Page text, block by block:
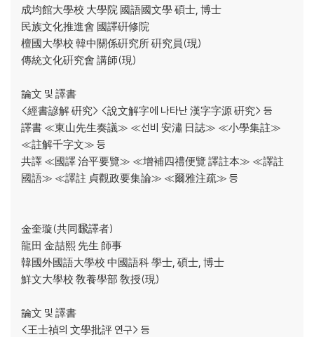
評論者人名索引 / 372
附錄3
貞觀政要集論 總目次 / 380
貞觀政要集論 地圖 / 385
隋末唐初 韓中關係史 硏究論著 /392
凌煙閣功臣圖 / 395
貞觀政要集論 參考資料(QR코드) / 420
成均館大學校 大學院 國語國文學 碩士, 博士
民族文化推進會 國譯硏修院
檀國大學校 韓中關係硏究所 硏究員(現)
傳統文化硏究會 講師(現)
論文 및 譯書
<經書諺解 硏究> <說文解字에 나타난 漢字字源 硏究> 등
譯書 ≪東山先生奏議≫ ≪선비 安潚 日誌≫ ≪小學集註≫
≪註解千字文≫ 등
共譯 ≪國譯 治平要覽≫ ≪增補四禮便覽 譯註本≫ ≪譯註
國語≫ ≪譯註 貞觀政要集論≫ ≪爾雅注疏≫ 등
金奎璇(共同飜譯者)
龍田 金喆熙 先生 師事
韓國外國語大學校 中國語科 學士, 碩士, 博士
鮮文大學校 敎養學部 敎授(現)
論文 및 譯書
<王士禎의 文學批評 연구> 등